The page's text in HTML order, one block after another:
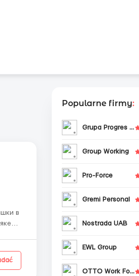
в
Popularne firmy:
Grupa Progres Sp. z o.o.
Group Working
Pro-Force
Gremi Personal
Nostrada UAB
EWL Group
OTTO Work Force